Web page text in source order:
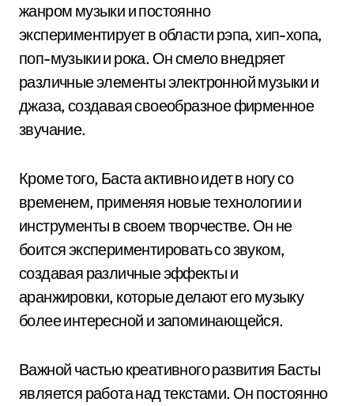
жанром музыки и постоянно
экспериментирует в области рэпа, хип-хопа,
поп-музыки и рока. Он смело внедряет
различные элементы электронной музыки и
джаза, создавая своеобразное фирменное
звучание.
Кроме того, Баста активно идет в ногу со
временем, применяя новые технологии и
инструменты в своем творчестве. Он не
боится экспериментировать со звуком,
создавая различные эффекты и
аранжировки, которые делают его музыку
более интересной и запоминающейся.
Важной частью креативного развития Басты
является работа над текстами. Он постоянно